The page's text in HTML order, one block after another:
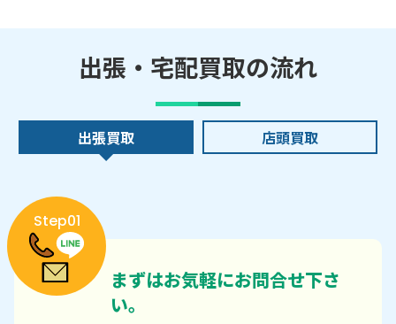
出張・宅配買取の流れ
出張買取 店頭買取
Step01
まずはお気軽にお問合せ下さ
い。